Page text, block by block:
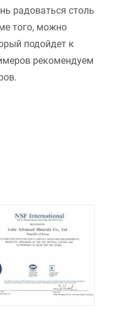
радоваться столь
того, можно
подойдет к
рекомендуем